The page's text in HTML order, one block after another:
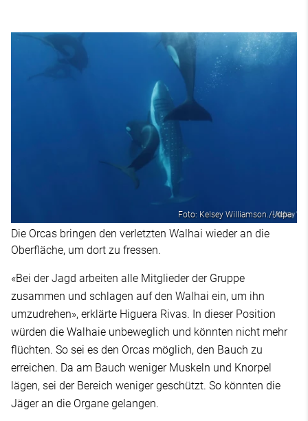
Foto: Kelsey Williamson./-/dpa
Die Orcas bringen den verletzten Walhai wieder an die
Oberfläche, um dort zu fressen.
«Bei der Jagd arbeiten alle Mitglieder der Gruppe
zusammen und schlagen auf den Walhai ein, um ihn
umzudrehen», erklärte Higuera Rivas. In dieser Position
würden die Walhaie unbeweglich und könnten nicht mehr
flüchten. So sei es den Orcas möglich, den Bauch zu
erreichen. Da am Bauch weniger Muskeln und Knorpel
lägen, sei der Bereich weniger geschützt. So könnten die
Jäger an die Organe gelangen.